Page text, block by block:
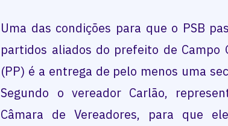
Uma das condições para que o PSB
partidos aliados do prefeito de Campo
(PP) é a entrega de pelo menos uma
Segundo o vereador Carlão,
Câmara de Vereadores, para que